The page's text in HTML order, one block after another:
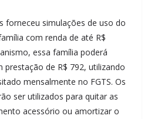
forneceu simulações de uso do
com renda de até R$
essa família poderá
de R$ 792, utilizando
mensalmente no FGTS. Os
ser utilizados para quitar as
acessório ou amortizar o